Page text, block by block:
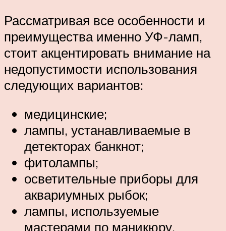
Рассматривая все особенности и
преимущества именно УФ-ламп,
стоит акцентировать внимание на
недопустимости использования
следующих вариантов:
медицинские;
лампы, устанавливаемые в
детекторах банкнот;
фитолампы;
осветительные приборы для
аквариумных рыбок;
лампы, используемые
мастерами по маникюру.